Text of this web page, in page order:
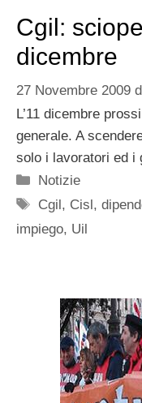
Cgil:
dicembre
27 Novembre 2009
L’11 dicembre
generale. A
solo i lavoratori ed i
Categorie
Notizie
Tag
Cgil, Cisl,
impiego, Uil